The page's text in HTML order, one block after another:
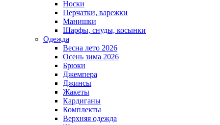
Носки
Перчатки, варежки
Манишки
Шарфы, снуды, косынки
Одежда
Весна лето 2026
Осень зима 2026
Брюки
Джемпера
Джинсы
Жакеты
Кардиганы
Комплекты
Верхняя одежда